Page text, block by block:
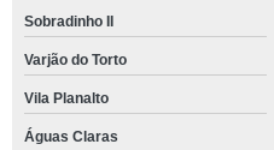
Sobradinho II
Varjão do Torto
Vila Planalto
Águas Claras